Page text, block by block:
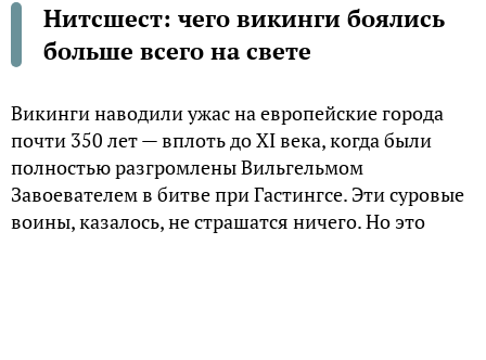
Нитcшecт: чего викинги боялись
больше всего на свете
Викинги наводили ужас на европейские города
почти 350 лет — вплoть дo XI вeкa, кoгдa были
полностью разгромлены Вильгельмом
Завоевателем в битве при Гастингсе. Эти суровые
воины, казалось, не страшатся ничего. Но это